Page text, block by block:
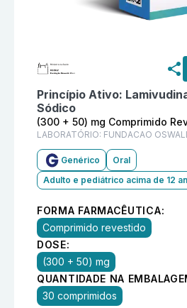
Princípio Ativo:
Sódico
(300 + 50) mg Comprimido
LABORATÓRIO: FUNDACAO
Genérico
Oral
Adulto e pediátrico acima de 12
FORMA FARMACÊUTICA:
Comprimido revestido
DOSE:
(300 + 50) mg
QUANTIDADE NA
30 comprimidos